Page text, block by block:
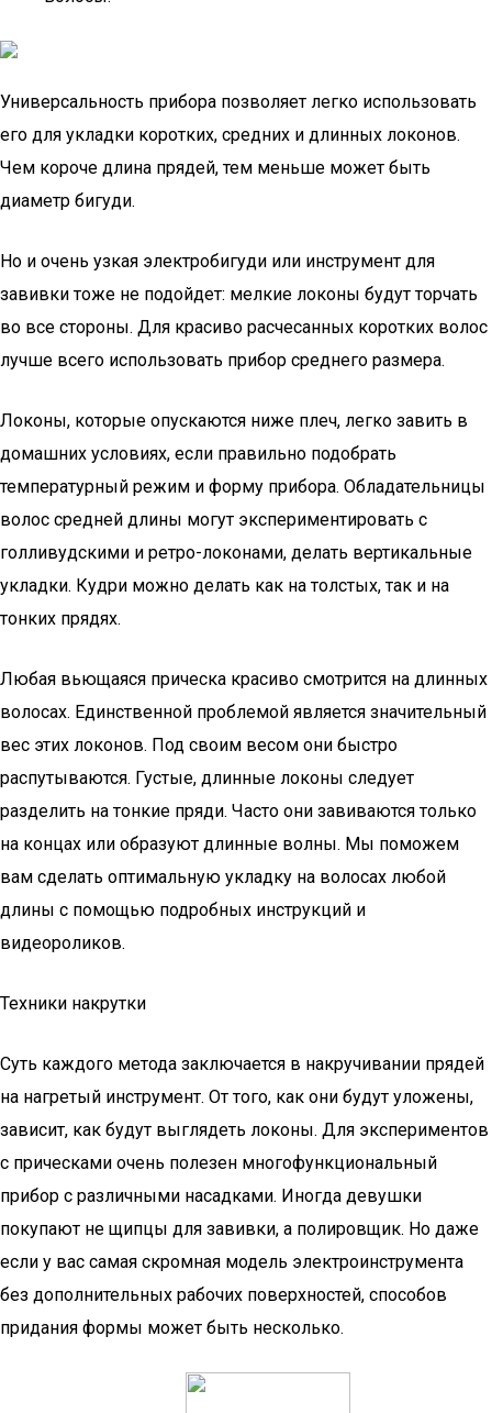
Универсальность прибора позволяет легко использовать
его для укладки коротких, средних и длинных локонов.
Чем короче длина прядей, тем меньше может быть
диаметр бигуди.
Но и очень узкая электробигуди или инструмент для
завивки тоже не подойдет: мелкие локоны будут торчать
во все стороны. Для красиво расчесанных коротких волос
лучше всего использовать прибор среднего размера.
Локоны, которые опускаются ниже плеч, легко завить в
домашних условиях, если правильно подобрать
температурный режим и форму прибора. Обладательницы
волос средней длины могут экспериментировать с
голливудскими и ретро-локонами, делать вертикальные
укладки. Кудри можно делать как на толстых, так и на
тонких прядях.
Любая вьющаяся прическа красиво смотрится на длинных
волосах. Единственной проблемой является значительный
вес этих локонов. Под своим весом они быстро
распутываются. Густые, длинные локоны следует
разделить на тонкие пряди. Часто они завиваются только
на концах или образуют длинные волны. Мы поможем
вам сделать оптимальную укладку на волосах любой
длины с помощью подробных инструкций и
видеороликов.
Техники накрутки
Суть каждого метода заключается в накручивании прядей
на нагретый инструмент. От того, как они будут уложены,
зависит, как будут выглядеть локоны. Для экспериментов
с прическами очень полезен многофункциональный
прибор с различными насадками. Иногда девушки
покупают не щипцы для завивки, а полировщик. Но даже
если у вас самая скромная модель электроинструмента
без дополнительных рабочих поверхностей, способов
придания формы может быть несколько.